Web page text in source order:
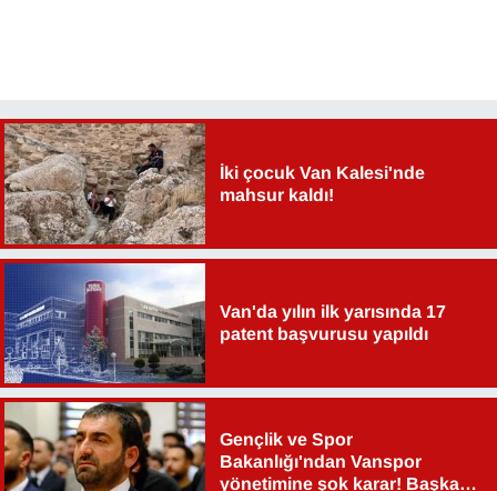
İki çocuk Van Kalesi'nde
mahsur kaldı!
Van'da yılın ilk yarısında 17
patent başvurusu yapıldı
Gençlik ve Spor
Bakanlığı'ndan Vanspor
yönetimine şok karar! Başkan
SPOR
TEBRİK
TEKNOLOJİ
Turizm
VAN'DA SPOR
Vasıta
YAŞAM